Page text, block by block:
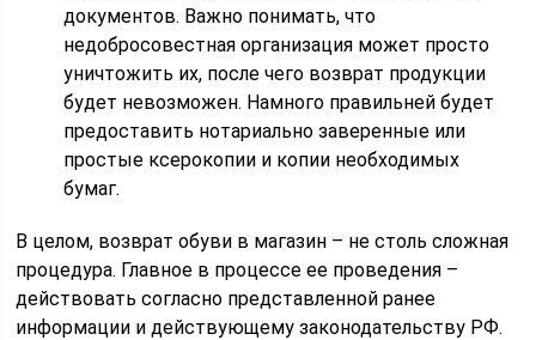
документов. Важно понимать, что
недобросовестная организация может просто
уничтожить их, после чего возврат продукции
будет невозможен. Намного правильней будет
предоставить нотариально заверенные или
простые ксерокопии и копии необходимых
бумаг.
В целом, возврат обуви в магазин – не столь сложная
процедура. Главное в процессе ее проведения –
действовать согласно представленной ранее
информации и действующему законодательству РФ.